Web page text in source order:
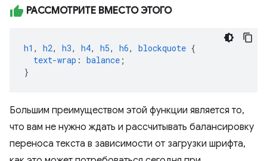
РАССМОТРИТЕ ВМЕСТО ЭТОГО
h1 , h2, h3, h4, h5, h6, blockquote {
text-wrap : balance ;
}
Большим преимуществом этой функции является то,
что вам не нужно ждать и рассчитывать балансировку
переноса текста в зависимости от загрузки шрифта,